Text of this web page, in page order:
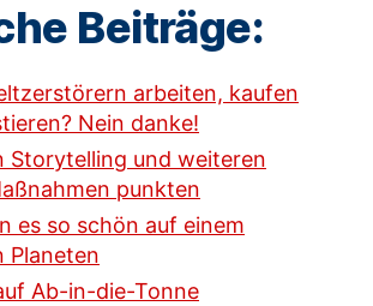
Beiträge:
arbeiten, kaufen
Nein danke!
Storytelling und weiteren
punkten
es so schön auf einem
Planeten
Ab-in-die-Tonne